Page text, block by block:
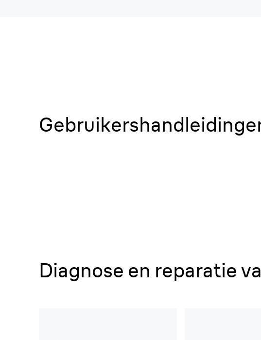
Diagnose en reparatie